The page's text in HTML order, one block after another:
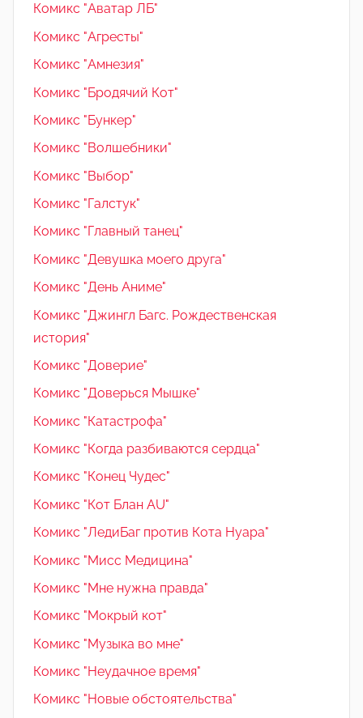
Комикс "Аватар ЛБ"
Комикс "Агресты"
Комикс "Амнезия"
Комикс "Бродячий Кот"
Комикс "Бункер"
Комикс "Волшебники"
Комикс "Выбор"
Комикс "Галстук"
Комикс "Главный танец"
Комикс "Девушка моего друга"
Комикс "День Аниме"
Комикс "Джингл Багс. Рождественская
история"
Комикс "Доверие"
Комикс "Доверься Мышке"
Комикс "Катастрофа"
Комикс "Когда разбиваются сердца"
Комикс "Конец Чудес"
Комикс "Кот Блан AU"
Комикс "ЛедиБаг против Кота Нуара"
Комикс "Мисс Медицина"
Комикс "Мне нужна правда"
Комикс "Мокрый кот"
Комикс "Музыка во мне"
Комикс "Неудачное время"
Комикс "Новые обстоятельства"